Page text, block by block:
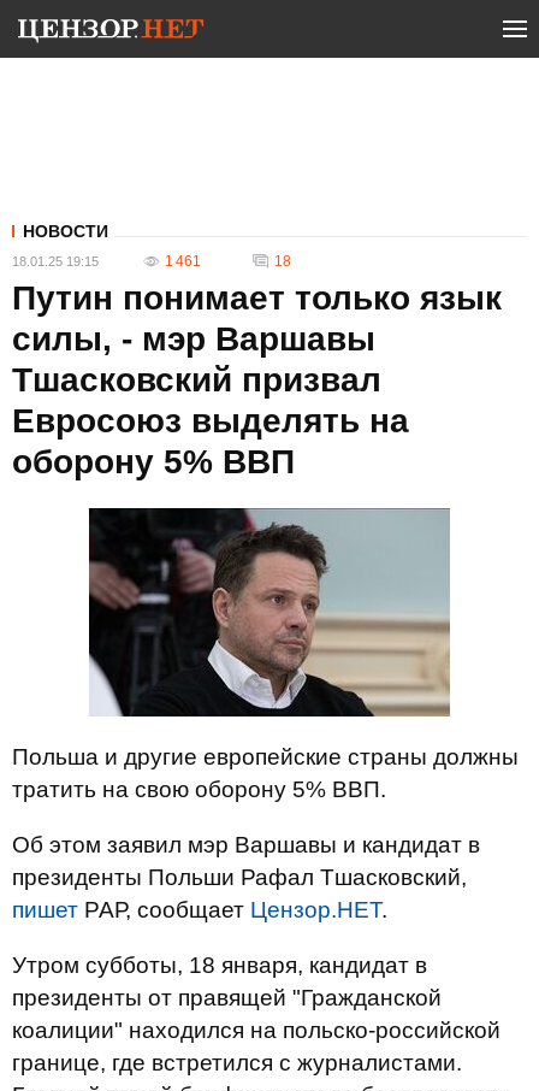
НОВОСТИ
18.01.25 19:15 1 461 18
Путин понимает только язык
силы, - мэр Варшавы
Тшасковский призвал
Евросоюз выделять на
оборону 5% ВВП
Польша и другие европейские страны должны
тратить на свою оборону 5% ВВП.
Об этом заявил мэр Варшавы и кандидат в
президенты Польши Рафал Тшасковский,
пишет РАР, сообщает Цензор.НЕТ.
Утром субботы, 18 января, кандидат в
президенты от правящей "Гражданской
коалиции" находился на польско-российской
границе, где встретился с журналистами.